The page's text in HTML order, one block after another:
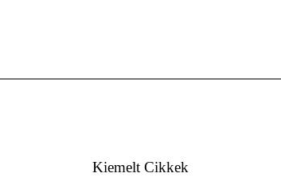
Kiemelt Cikkek